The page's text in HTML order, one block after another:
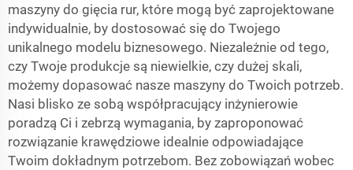
maszyny do gięcia rur, które mogą być zaprojektowane
indywidualnie, by dostosować się do Twojego
unikalnego modelu biznesowego. Niezależnie od tego,
czy Twoje produkcje są niewielkie, czy dużej skali,
możemy dopasować nasze maszyny do Twoich potrzeb.
Nasi blisko ze sobą współpracujący inżynierowie
poradzą Ci i zebrzą wymagania, by zaproponować
rozwiązanie krawędziowe idealnie odpowiadające
Twoim dokładnym potrzebom. Bez zobowiązań wobec